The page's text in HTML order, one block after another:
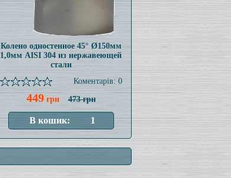
Колено одностенное 45° Ø150мм
1,0мм AISI 304 из нержавеющей
стали
Коментарів: 0
449грн 473 грн